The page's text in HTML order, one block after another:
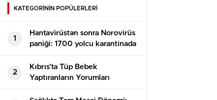
KATEGORİNİN POPÜLERLERİ
1
Hantavirüstən sonra Norovirüs
paniği: 1700 yolcu karantinada
2
Kıbrıs’ta Tüp Bebek
Yaptıranların Yorumları